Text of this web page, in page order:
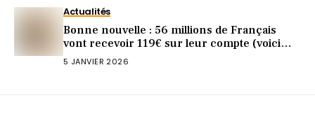
Actualités
Bonne nouvelle : 56 millions de Français
vont recevoir 119€ sur leur compte (voici
pourquoi)
5 JANVIER 2026